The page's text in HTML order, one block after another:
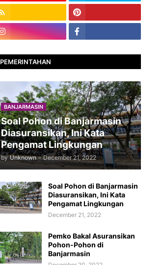
PEMERINTAHAN
BANJARMASIN
Soal Pohon di Banjarmasin
Diasuransikan, Ini Kata
Pengamat Lingkungan
by Unknown - December 21, 2022
Soal Pohon di Banjarmasin
Diasuransikan, Ini Kata
Pengamat Lingkungan
December 21, 2022
Pemko Bakal Asuransikan
Pohon-Pohon di
Banjarmasin